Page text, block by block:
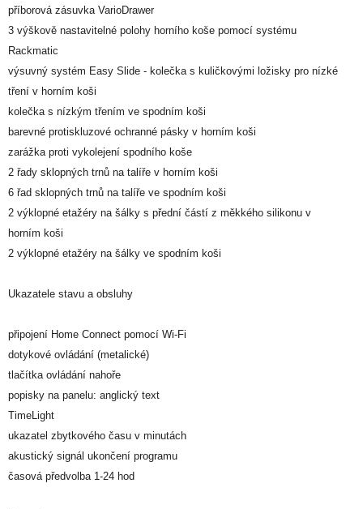
příborová zásuvka VarioDrawer
3 výškově nastavitelné polohy horního koše pomocí systému
Rackmatic
výsuvný systém Easy Slide - kolečka s kuličkovými ložisky pro nízké
tření v horním koši
kolečka s nízkým třením ve spodním koši
barevné protiskluzové ochranné pásky v horním koši
zarážka proti vykolejení spodního koše
2 řady sklopných trnů na talíře v horním koši
6 řad sklopných trnů na talíře ve spodním koši
2 výklopné etažéry na šálky s přední částí z měkkého silikonu v
horním koši
2 výklopné etažéry na šálky ve spodním koši
Ukazatele stavu a obsluhy
připojení Home Connect pomocí Wi-Fi
dotykové ovládání (metalické)
tlačítka ovládání nahoře
popisky na panelu: anglický text
TimeLight
ukazatel zbytkového času v minutách
akustický signál ukončení programu
časová předvolba 1-24 hod